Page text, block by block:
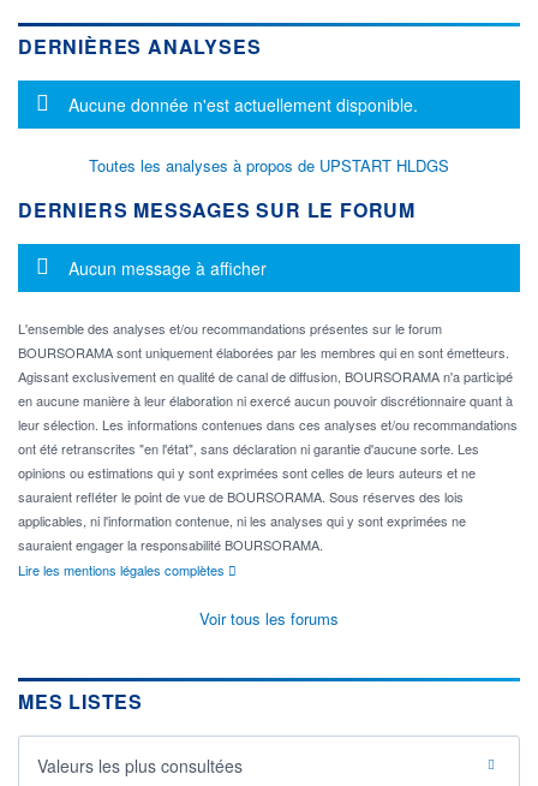
DERNIÈRES ANALYSES
Message d'information
Aucune donnée n'est actuellement disponible.
Toutes les analyses à propos de UPSTART HLDGS
DERNIERS MESSAGES SUR LE FORUM
Message d'information
Aucun message à afficher
L'ensemble des analyses et/ou recommandations présentes sur le forum
BOURSORAMA sont uniquement élaborées par les membres qui en sont émetteurs.
Agissant exclusivement en qualité de canal de diffusion, BOURSORAMA n'a participé
en aucune manière à leur élaboration ni exercé aucun pouvoir discrétionnaire quant à
leur sélection. Les informations contenues dans ces analyses et/ou recommandations
ont été retranscrites "en l'état", sans déclaration ni garantie d'aucune sorte. Les
opinions ou estimations qui y sont exprimées sont celles de leurs auteurs et ne
sauraient refléter le point de vue de BOURSORAMA. Sous réserves des lois
applicables, ni l'information contenue, ni les analyses qui y sont exprimées ne
sauraient engager la responsabilité BOURSORAMA.
Lire les mentions légales complètes
Voir tous les forums
MES LISTES
Valeurs les plus consultées